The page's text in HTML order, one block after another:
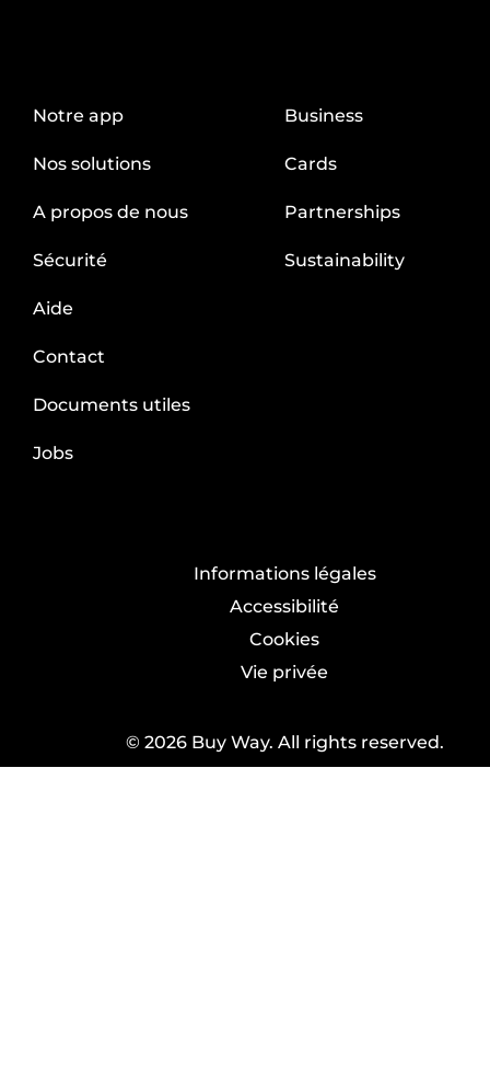
Notre app
Nos solutions
A propos de nous
Sécurité
Business
Cards
Partnerships
Sustainability
Aide
Contact
Documents utiles
Jobs
Informations légales
Accessibilité
Cookies
Vie privée
© 2026 Buy Way. All rights reserved.